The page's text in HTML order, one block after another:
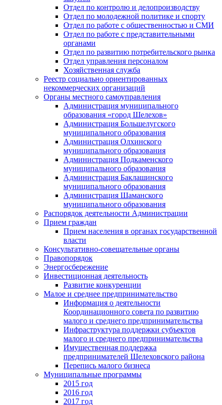
Отдел по контролю и делопроизводству
Отдел по молодежной политике и спорту
Отдел по работе с общественностью и СМИ
Отдел по работе с представительными
органами
Отдел по развитию потребительского рынка
Отдел управления персоналом
Хозяйственная служба
Реестр социально ориентированных
некоммерческих организаций
Органы местного самоуправления
Администрация муниципального
образования «город Шелехов»
Администрация Большелугского
муниципального образования
Администрация Олхинского
муниципального образования
Администрация Подкаменского
муниципального образования
Администрация Баклашинского
муниципального образования
Администрация Шаманского
муниципального образования
Распорядок деятельности Администрации
Прием граждан
Прием населения в органах государственной
власти
Консультативно-совещательные органы
Правопорядок
Энергосбережение
Инвестиционная деятельность
Развитие конкуренции
Малое и среднее предпринимательство
Информация о деятельности
Координационного совета по развитию
малого и среднего предпринимательства
Инфраструктура поддержки субъектов
малого и среднего предпринимательства
Имущественная поддержка
предпринимателей Шелеховского района
Перепись малого бизнеса
Муниципальные программы
2015 год
2016 год
2017 год